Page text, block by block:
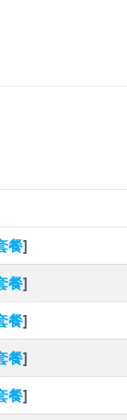
餐]
餐]
餐]
餐]
餐]